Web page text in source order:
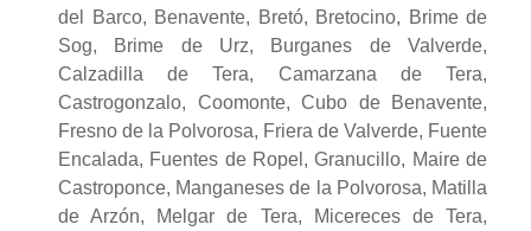
del Barco, Benavente, Bretó, Bretocino, Brime de
Sog, Brime de Urz, Burganes de Valverde,
Calzadilla de Tera, Camarzana de Tera,
Castrogonzalo, Coomonte, Cubo de Benavente,
Fresno de la Polvorosa, Friera de Valverde, Fuente
Encalada, Fuentes de Ropel, Granucillo, Maire de
Castroponce, Manganeses de la Polvorosa, Matilla
de Arzón, Melgar de Tera, Micereces de Tera,